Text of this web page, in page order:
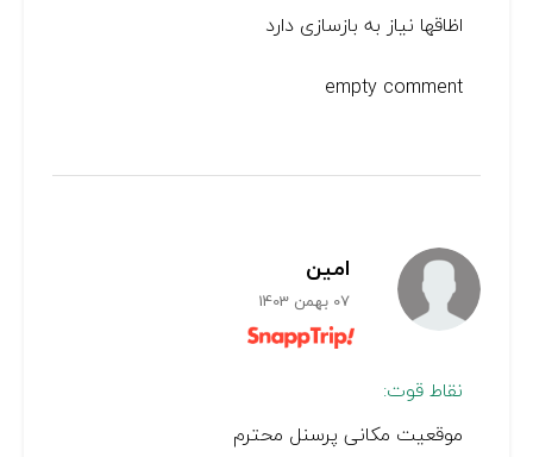
اظاقها نیاز به بازسازی دارد
empty comment
امین
07 بهمن 1403
نقاط قوت:
موقعیت مکانی پرسنل محترم